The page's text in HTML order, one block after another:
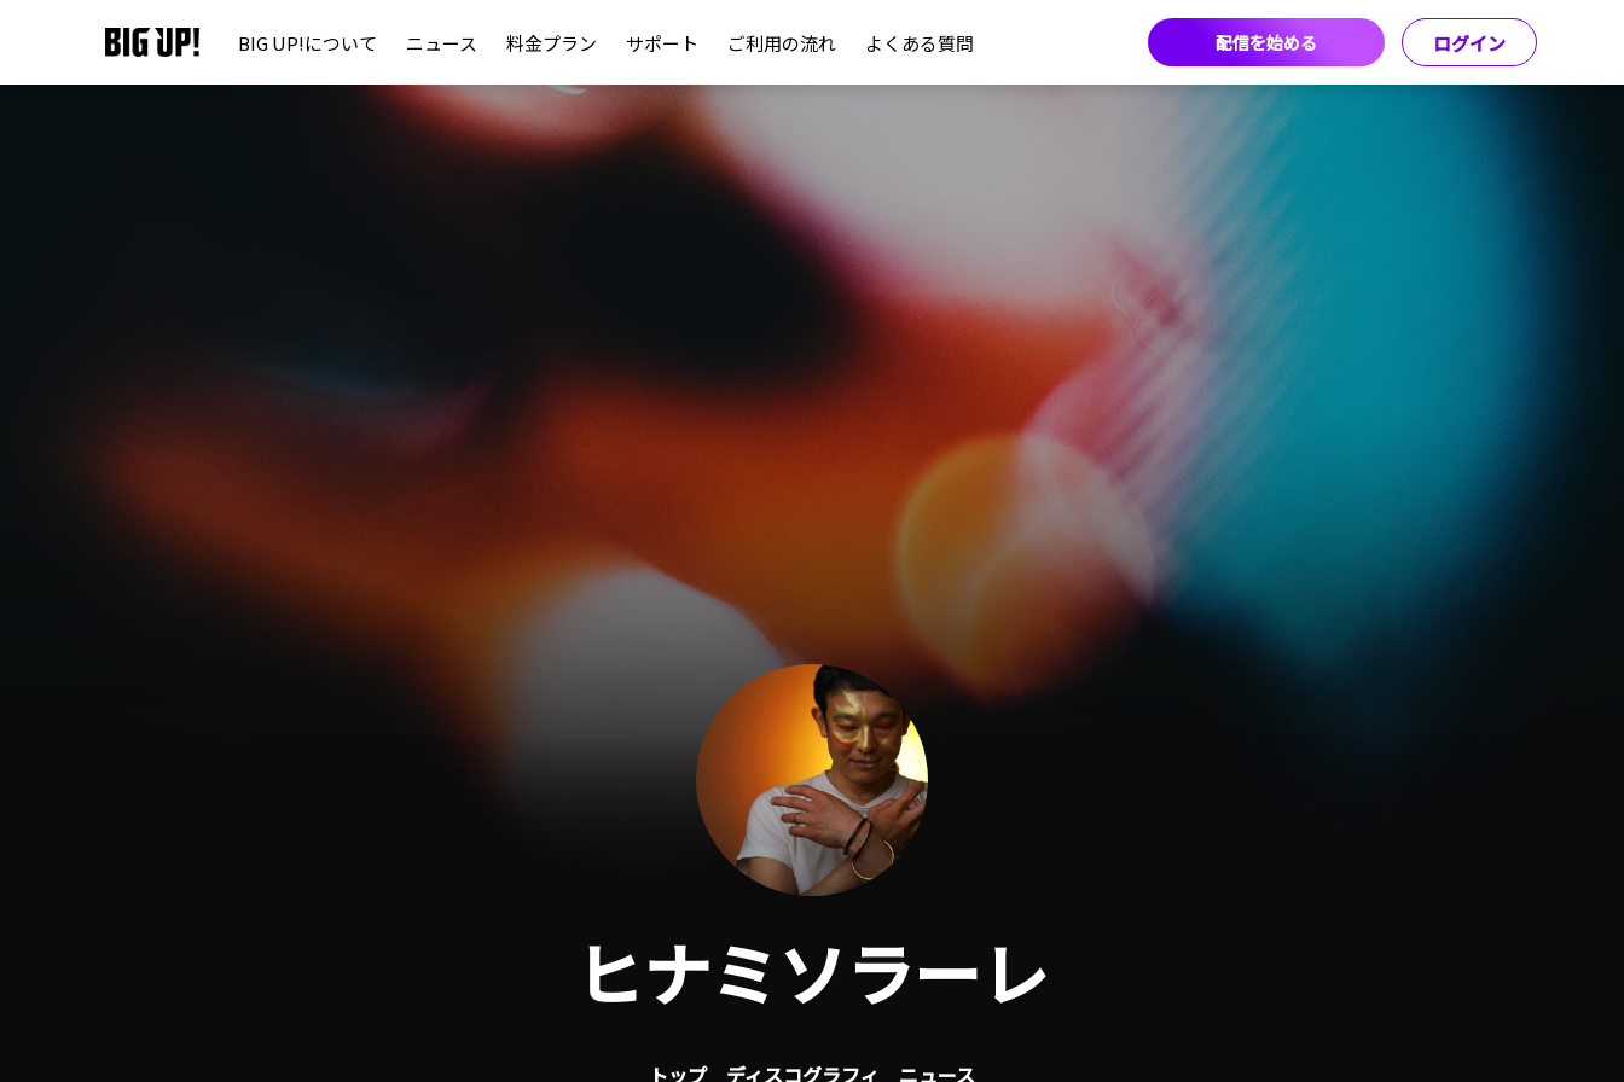
BIG UP!について ニュース 料金プラン サポート ご利用の流れ よくある質問 配信を始める ログイン
ヒナミソラーレ
トップ ディスコグラフィ ニュース